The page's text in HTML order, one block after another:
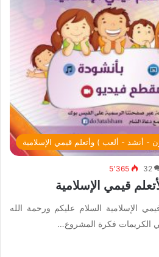
- أنشد - ألعب ) وأتعلم قيمي الإسلامية
32 5٬365
قيمي الإسلامية
الإسلامية السلام عليكم ورحمة الله
الكريمات فكرة المشروع…